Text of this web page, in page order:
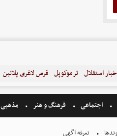
استقلال ترموکوپل قرص لاغری پلاتین
اجتماعی فرهنگ و هنر مذهبی
تعرفه اگهی